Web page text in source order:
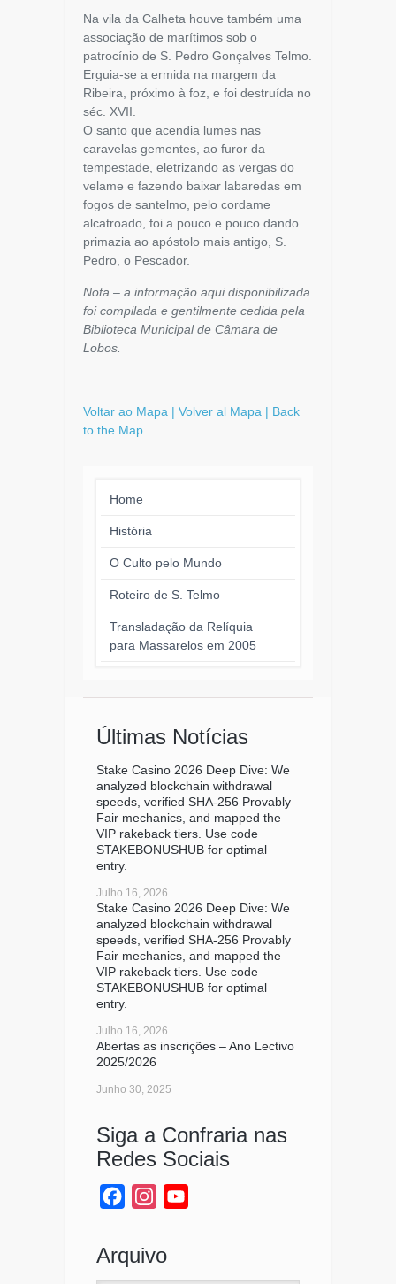
Na vila da Calheta houve também uma
associação de marítimos sob o
patrocínio de S. Pedro Gonçalves Telmo.
Erguia-se a ermida na margem da
Ribeira, próximo à foz, e foi destruída no
séc. XVII.
O santo que acendia lumes nas
caravelas gementes, ao furor da
tempestade, eletrizando as vergas do
velame e fazendo baixar labaredas em
fogos de santelmo, pelo cordame
alcatroado, foi a pouco e pouco dando
primazia ao apóstolo mais antigo, S.
Pedro, o Pescador.
Nota – a informação aqui disponibilizada
foi compilada e gentilmente cedida pela
Biblioteca Municipal de Câmara de
Lobos.
Voltar ao Mapa | Volver al Mapa | Back
to the Map
Home
História
O Culto pelo Mundo
Roteiro de S. Telmo
Transladação da Relíquia
para Massarelos em 2005
Últimas Notícias
Stake Casino 2026 Deep Dive: We
analyzed blockchain withdrawal
speeds, verified SHA-256 Provably
Fair mechanics, and mapped the
VIP rakeback tiers. Use code
STAKEBONUSHUB for optimal
entry.
Julho 16, 2026
Stake Casino 2026 Deep Dive: We
analyzed blockchain withdrawal
speeds, verified SHA-256 Provably
Fair mechanics, and mapped the
VIP rakeback tiers. Use code
STAKEBONUSHUB for optimal
entry.
Julho 16, 2026
Abertas as inscrições – Ano Lectivo
2025/2026
Junho 30, 2025
Siga a Confraria nas
Redes Sociais
FacebookInstagram
Arquivo